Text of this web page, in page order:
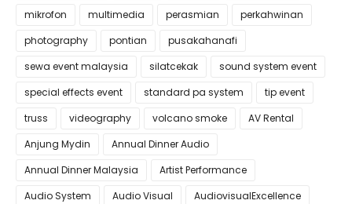
mikrofon
multimedia perasmian
perkahwinan
photography
pontian
pusakahanafi
sewa event malaysia
silatcekak
sound system event
special effects event
standard pa system
tip event
truss
videography volcano smoke
AV Rental
Anjung Mydin
Annual Dinner Audio
Annual Dinner Malaysia
Artist Performance
Audio System
Audio Visual
AudiovisualExcellence